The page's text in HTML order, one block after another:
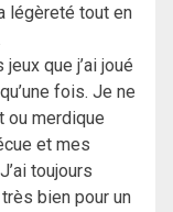
légèreté tout en
que j’ai joué
fois. Je ne
ou merdique
et mes
toujours
bien pour un